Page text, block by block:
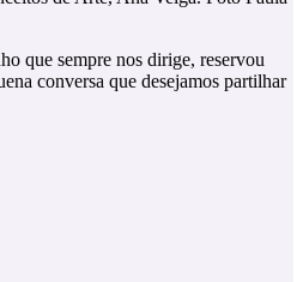
que sempre nos dirige, reservou
conversa que desejamos partilhar